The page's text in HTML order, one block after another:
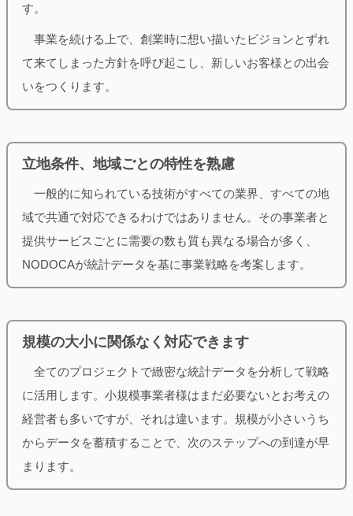
す。
事業を続ける上で、創業時に想い描いたビジョンとずれ
て来てしまった方針を呼び起こし、新しいお客様との出会
いをつくります。
立地条件、地域ごとの特性を熟慮
一般的に知られている技術がすべての業界、すべての地
域で共通で対応できるわけではありません。その事業者と
提供サービスごとに需要の数も質も異なる場合が多く、
NODOCAが統計データを基に事業戦略を考案します。
規模の大小に関係なく対応できます
全てのプロジェクトで緻密な統計データを分析して戦略
に活用します。小規模事業者様はまだ必要ないとお考えの
経営者も多いですが、それは違います。規模が小さいうち
からデータを蓄積することで、次のステップへの到達が早
まります。